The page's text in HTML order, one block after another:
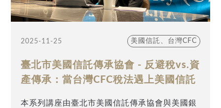
合高資產家族的實際傳承需求。
對跨境財富傳承建立更清晰的全貌與判斷基準，
購買連結：
https://www.books.com.tw/products/
2025-11-25 美國信託、台灣CFC
臺北市美國信託傳承協會 - 反避稅vs.資
產傳承：當台灣CFC稅法遇上美國信託
本系列講座由臺北市美國信託傳承協會與美國銀